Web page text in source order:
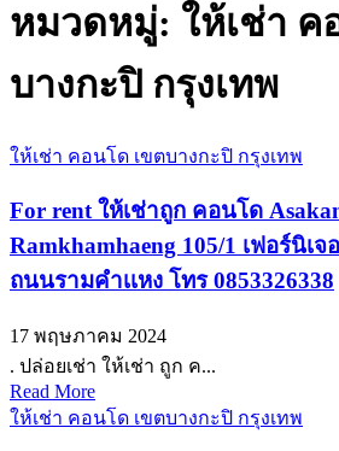
หมวดหมู่: ให้เช่า ค
บางกะปิ กรุงเทพ
ให้เช่า คอนโด เขตบางกะปิ กรุงเทพ
For rent ให้เช่าถูก คอนโด
Ramkhamhaeng 105/1 เฟอร์นิเ
ถนนรามคำเเหง โทร 0853326338
17 พฤษภาคม 2024
. ปล่อยเช่า ให้เช่า ถูก ค...
Read More
ให้เช่า คอนโด เขตบางกะปิ กรุงเทพ